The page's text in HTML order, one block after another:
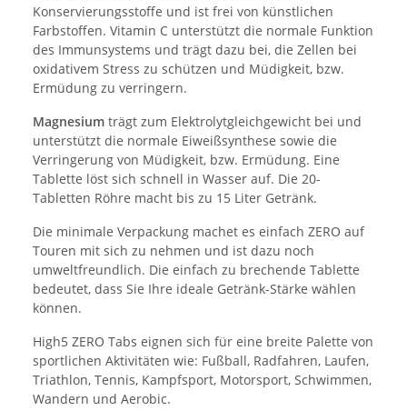
Konservierungsstoffe und ist frei von künstlichen
Farbstoffen. Vitamin C unterstützt die normale Funktion
des Immunsystems und trägt dazu bei, die Zellen bei
oxidativem Stress zu schützen und Müdigkeit, bzw.
Ermüdung zu verringern.
Magnesium trägt zum Elektrolytgleichgewicht bei und
unterstützt die normale Eiweißsynthese sowie die
Verringerung von Müdigkeit, bzw. Ermüdung. Eine
Tablette löst sich schnell in Wasser auf. Die 20-
Tabletten Röhre macht bis zu 15 Liter Getränk.
Die minimale Verpackung machet es einfach ZERO auf
Touren mit sich zu nehmen und ist dazu noch
umweltfreundlich. Die einfach zu brechende Tablette
bedeutet, dass Sie Ihre ideale Getränk-Stärke wählen
können.
High5 ZERO Tabs eignen sich für eine breite Palette von
sportlichen Aktivitäten wie: Fußball, Radfahren, Laufen,
Triathlon, Tennis, Kampfsport, Motorsport, Schwimmen,
Wandern und Aerobic.